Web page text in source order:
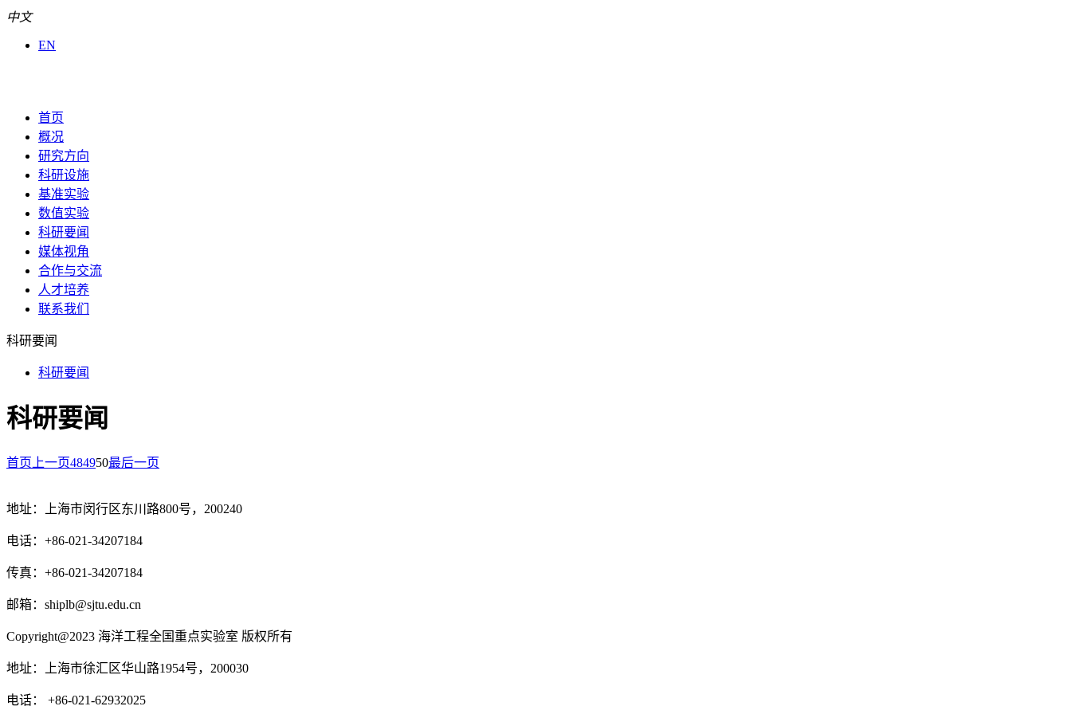
中文
EN
首页
概况
研究方向
科研设施
基准实验
数值实验
科研要闻
媒体视角
合作与交流
人才培养
联系我们
科研要闻
科研要闻
科研要闻
首页 上一页484950最后一页
地址：上海市闵行区东川路800号，200240
电话：+86-021-34207184
传真：+86-021-34207184
邮箱：shiplb@sjtu.edu.cn
Copyright@2023 海洋工程全国重点实验室 版权所有
地址：上海市徐汇区华山路1954号，200030
电话： +86-021-62932025